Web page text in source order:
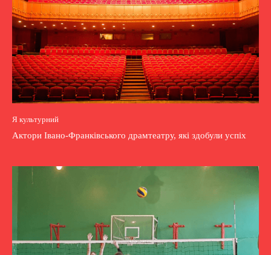
Я культурний
Актори Івано-Франківського драмтеатру, які здобули успіх